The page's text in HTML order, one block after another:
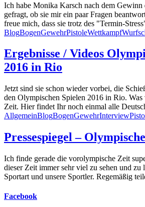
Ich habe Monika Karsch nach dem Gewinn
gefragt, ob sie mir ein paar Fragen
freue mich, dass sie trotz des "Termin-
BlogBogenGewehrPistoleWettkampf
Ergebnisse / Videos
2016 in Rio
Jetzt sind sie schon wieder vorbei, die
den Olympischen Spielen 2016 in Rio. Was
Zeit. Hier findet Ihr noch einmal alle
AllgemeinBlogBogenGewehrInterview
Pressespiegel –
Ich finde gerade die vorolympische Zeit
dieser Zeit immer sehr viel zu sehen und zu
Sportart und unsere Sportler. Regemäßig
Facebook